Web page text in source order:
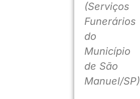
(Serviços
Funerários
do
Município
de São
Manuel/SP)